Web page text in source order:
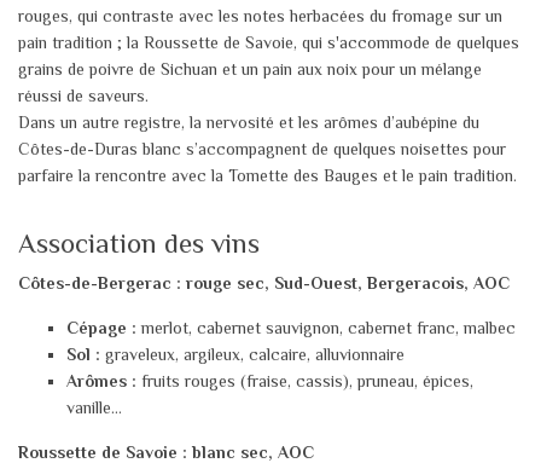
rouges, qui contraste avec les notes herbacées du fromage sur un
pain tradition ; la Roussette de Savoie, qui s'accommode de quelques
grains de poivre de Sichuan et un pain aux noix pour un mélange
réussi de saveurs.
Dans un autre registre, la nervosité et les arômes d’aubépine du
Côtes-de-Duras blanc s’accompagnent de quelques noisettes pour
parfaire la rencontre avec la Tomette des Bauges et le pain tradition.
Association des vins
Côtes-de-Bergerac : rouge sec, Sud-Ouest, Bergeracois, AOC
Cépage : merlot, cabernet sauvignon, cabernet franc, malbec
Sol : graveleux, argileux, calcaire, alluvionnaire
Arômes : fruits rouges (fraise, cassis), pruneau, épices,
vanille...
Roussette de Savoie : blanc sec, AOC